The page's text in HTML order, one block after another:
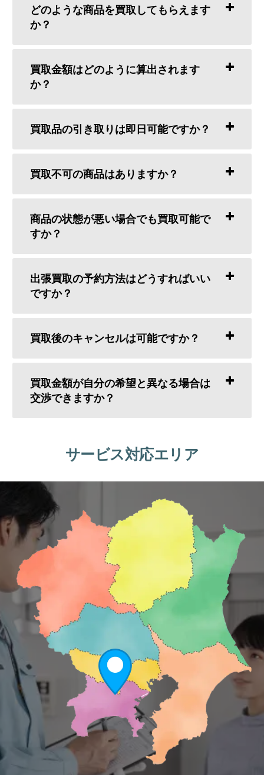
どのような商品を買取してもらえます
か？
買取金額はどのように算出されます
か？
買取品の引き取りは即日可能ですか？
買取不可の商品はありますか？
商品の状態が悪い場合でも買取可能で
すか？
出張買取の予約方法はどうすればいい
ですか？
買取後のキャンセルは可能ですか？
買取金額が自分の希望と異なる場合は
交渉できますか？
サービス対応エリア